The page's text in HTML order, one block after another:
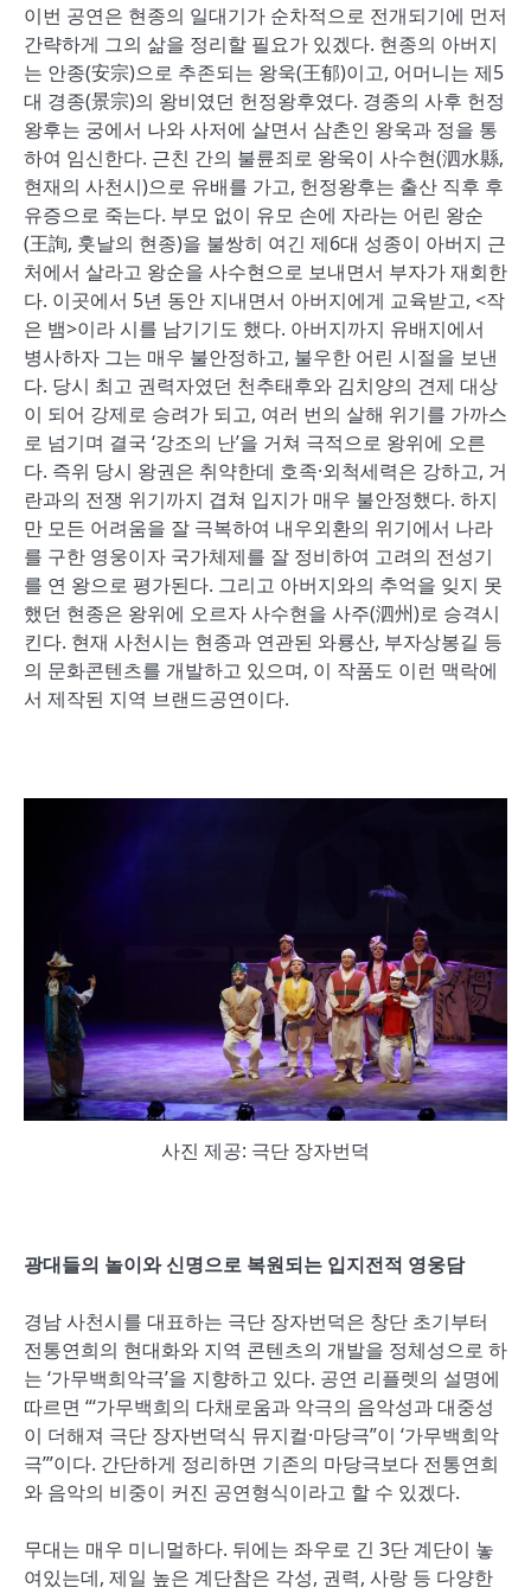
이번 공연은 현종의 일대기가 순차적으로 전개되기에 먼저
간략하게 그의 삶을 정리할 필요가 있겠다. 현종의 아버지
는 안종(安宗)으로 추존되는 왕욱(王郁)이고, 어머니는 제5
대 경종(景宗)의 왕비였던 헌정왕후였다. 경종의 사후 헌정
왕후는 궁에서 나와 사저에 살면서 삼촌인 왕욱과 정을 통
하여 임신한다. 근친 간의 불륜죄로 왕욱이 사수현(泗水縣,
현재의 사천시)으로 유배를 가고, 헌정왕후는 출산 직후 후
유증으로 죽는다. 부모 없이 유모 손에 자라는 어린 왕순
(王詢, 훗날의 현종)을 불쌍히 여긴 제6대 성종이 아버지 근
처에서 살라고 왕순을 사수현으로 보내면서 부자가 재회한
다. 이곳에서 5년 동안 지내면서 아버지에게 교육받고, <작
은 뱀>이라 시를 남기기도 했다. 아버지까지 유배지에서
병사하자 그는 매우 불안정하고, 불우한 어린 시절을 보낸
다. 당시 최고 권력자였던 천추태후와 김치양의 견제 대상
이 되어 강제로 승려가 되고, 여러 번의 살해 위기를 가까스
로 넘기며 결국 ‘강조의 난’을 거쳐 극적으로 왕위에 오른
다. 즉위 당시 왕권은 취약한데 호족·외척세력은 강하고, 거
란과의 전쟁 위기까지 겹쳐 입지가 매우 불안정했다. 하지
만 모든 어려움을 잘 극복하여 내우외환의 위기에서 나라
를 구한 영웅이자 국가체제를 잘 정비하여 고려의 전성기
를 연 왕으로 평가된다. 그리고 아버지와의 추억을 잊지 못
했던 현종은 왕위에 오르자 사수현을 사주(泗州)로 승격시
킨다. 현재 사천시는 현종과 연관된 와룡산, 부자상봉길 등
의 문화콘텐츠를 개발하고 있으며, 이 작품도 이런 맥락에
서 제작된 지역 브랜드공연이다.
사진 제공: 극단 장자번덕
광대들의 놀이와 신명으로 복원되는 입지전적 영웅담
경남 사천시를 대표하는 극단 장자번덕은 창단 초기부터
전통연희의 현대화와 지역 콘텐츠의 개발을 정체성으로 하
는 ‘가무백희악극’을 지향하고 있다. 공연 리플렛의 설명에
따르면 “‘가무백희의 다채로움과 악극의 음악성과 대중성
이 더해져 극단 장자번덕식 뮤지컬·마당극”이 ‘가무백희악
극’”이다. 간단하게 정리하면 기존의 마당극보다 전통연희
와 음악의 비중이 커진 공연형식이라고 할 수 있겠다.
무대는 매우 미니멀하다. 뒤에는 좌우로 긴 3단 계단이 놓
여있는데, 제일 높은 계단참은 각성, 권력, 사랑 등 다양한